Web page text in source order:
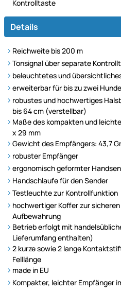
Kontrolltaste
Details
Reichweite bis 200 m
Tonsignal über separate
beleuchtetes und
erweiterbar für bis zu zwei Hunde
robustes und hochwertiges
bis 64 cm (verstellbar)
Maße des kompakten und
x 29 mm
Gewicht des Empfängers: 43,7
robuster Empfänger
ergonomisch geformter
Handschlaufe für den Sender
Testleuchte zur Kontrollfunktion
hochwertiger Koffer zur
Aufbewahrung
Betrieb erfolgt mit
Lieferumfang enthalten)
2 kurze sowie 2 lange
Felllänge
made in EU
Kompakter, leichter Empfänger